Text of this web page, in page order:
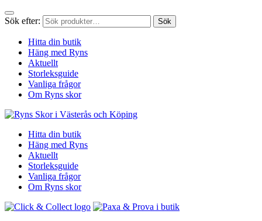
Sök efter: Sök
Hitta din butik
Häng med Ryns
Aktuellt
Storleksguide
Vanliga frågor
Om Ryns skor
Hitta din butik
Häng med Ryns
Aktuellt
Storleksguide
Vanliga frågor
Om Ryns skor